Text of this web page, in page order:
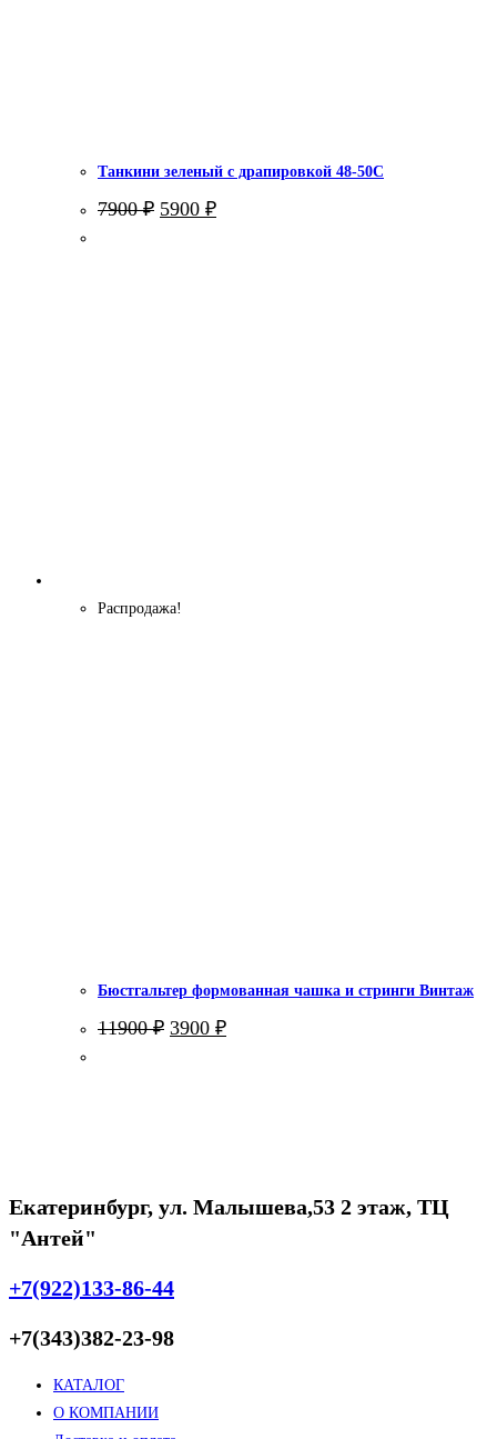
Танкини зеленый с драпировкой 48-50С
7900₽ Первоначальная
цена
5900 ₽Текущая
цена:
Распродажа!
Бюстгальтер формованная чашка и стринги Винтаж
11900₽ Первоначальная
цена
3900 ₽Текущая
цена:
Екатеринбург, ул. Малышева,53 2 этаж, ТЦ
"Антей"
+7(922)133-86-44
+7(343)382-23-98
КАТАЛОГ
О КОМПАНИИ